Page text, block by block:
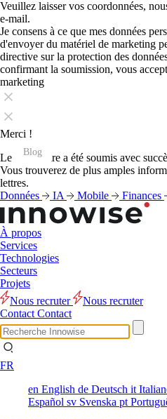
Veuillez laisser vos coordonnées,
e-mail.
Je consens à ce que mes données
d'envoyer du matériel de marketing
directive sur la protection des
confirmant la soumission, vous
marketing
Merci !
Le formulaire a été soumis avec
Vous trouverez de plus amples
lettres.
Données
IA Mobile Finances
À propos
Services
Technologies
Secteurs
Projets
Nous recruter
Nous recruter
Contact Contact
FR
en English de Deutsch it
Español sv Svenska pt
Blog
Blog
Blog
Blog
Blog
Blog
Blog
Blog
Blog
Blog
Blog
Blog